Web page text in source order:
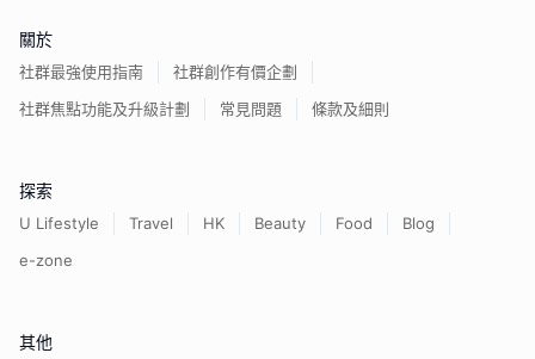
關於
社群最強使用指南
社群創作有價企劃
社群焦點功能及升級計劃
常見問題 條款及細則
探索
U Lifestyle Travel HK Beauty Food
Blog
e-zone
其他